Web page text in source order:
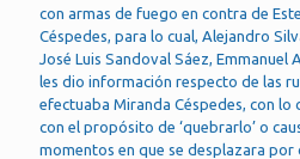
con armas de fuego en contra de
Céspedes, para lo cual, Alejandro
José Luis Sandoval Sáez, Emmanuel
les dio información respecto de las
efectuaba Miranda Céspedes, con lo
con el propósito de ‘quebrarlo’ o
momentos en que se desplazara por